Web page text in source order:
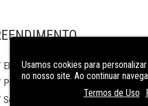
Elevador social
Piscina adulto
Segurança
Usamos cookies para
no nosso site. Ao continuar
Termos de Uso